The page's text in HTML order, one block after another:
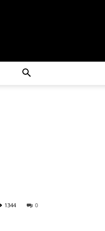
0
1344